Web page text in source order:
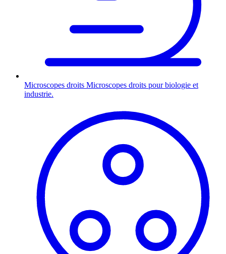
Microscopes droits Microscopes droits pour biologie et
industrie.